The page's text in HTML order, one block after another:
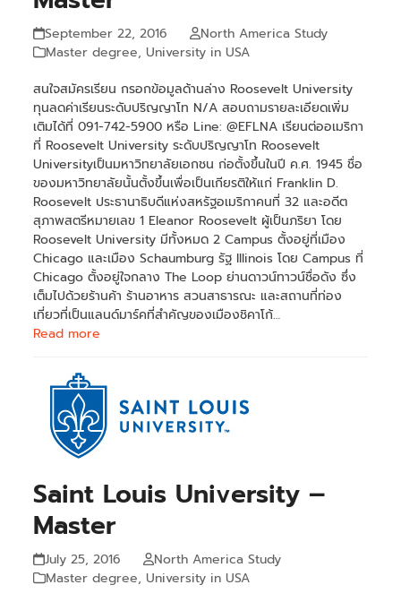
September 22, 2016
North America Study
Master degree,University in USA
สนใจสมัครเรียน กรอกข้อมูลด้านล่าง Roosevelt University
ทุนลดค่าเรียนระดับปริญญาโท N/A สอบถามรายละเอียดเพิ่ม
เติมได้ที่ 091-742-5900 หรือ Line: @EFLNA เรียนต่ออเมริกา
ที่ Roosevelt University ระดับปริญญาโท Roosevelt
Universityเป็นมหาวิทยาลัยเอกชน ก่อตั้งขึ้นในปี ค.ศ. 1945 ชื่อ
ของมหาวิทยาลัยนั้นตั้งขึ้นเพื่อเป็นเกียรติให้แก่ Franklin D.
Roosevelt ประธานาธิบดีแห่งสหรัฐอเมริกาคนที่ 32 และอดีต
สุภาพสตรีหมายเลข 1 Eleanor Roosevelt ผู้เป็นภริยา โดย
Roosevelt University มีทั้งหมด 2 Campus ตั้งอยู่ที่เมือง
Chicago และเมือง Schaumburg รัฐ Illinois โดย Campus ที่
Chicago ตั้งอยู่ใจกลาง The Loop ย่านดาวน์ทาวน์ชื่อดัง ซึ่ง
เต็มไปด้วยร้านค้า ร้านอาหาร สวนสาธารณะ และสถานที่ท่อง
เที่ยวที่เป็นแลนด์มาร์คที่สำคัญของเมืองชิคาโก้…
Read more
Saint Louis University –
Master
July 25, 2016
North America Study
Master degree,University in USA